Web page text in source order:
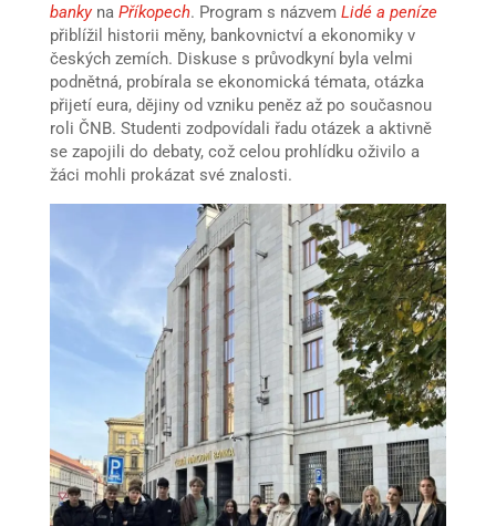
bankyna Příkopech. Program s názvem Lidé a peníze
přiblížil historii měny, bankovnictví a ekonomiky v
českých zemích. Diskuse s průvodkyní byla velmi
podnětná, probírala se ekonomická témata, otázka
přijetí eura, dějiny od vzniku peněz až po současnou
roli ČNB. Studenti zodpovídali řadu otázek a aktivně
se zapojili do debaty, což celou prohlídku oživilo a
žáci mohli prokázat své znalosti.